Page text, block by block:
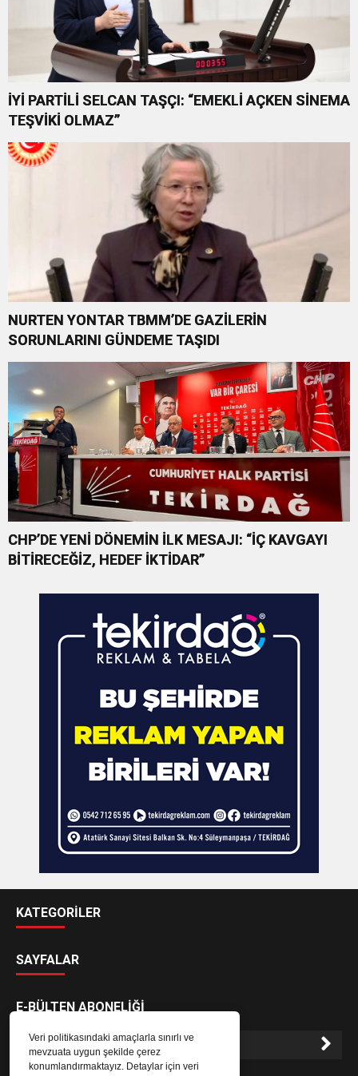
Veri politikasındaki amaçlarla sınırlı ve
mevzuata uygun şekilde çerez
konumlandırmaktayız. Detaylar için veri
İYİ PARTİLİ SELCAN TAŞÇI: “EMEKLİ AÇKEN SİNEMA
TEŞVİKİ OLMAZ”
NURTEN YONTAR TBMM’DE GAZİLERİN
SORUNLARINI GÜNDEME TAŞIDI
CHP’DE YENİ DÖNEMİN İLK MESAJI: “İÇ KAVGAYI
BİTİRECEĞİZ, HEDEF İKTİDAR”
KATEGORİLER
SAYFALAR
E-BÜLTEN ABONELİĞİ
E-Bülten aboneliği ile haberlere daha hızlı erişin.